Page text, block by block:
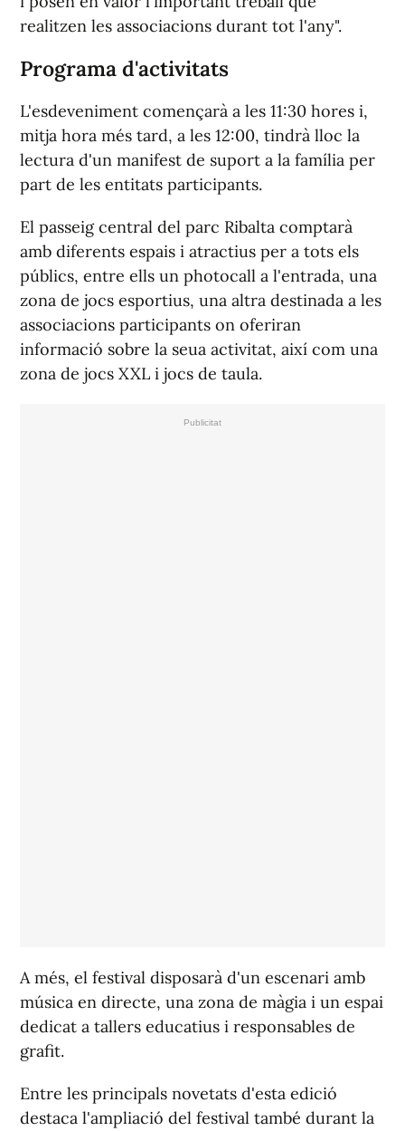
realitzen les associacions durant tot l'any".
Programa d'activitats
L'esdeveniment començarà a les 11:30 hores i,
mitja hora més tard, a les 12:00, tindrà lloc la
lectura d'un manifest de suport a la família per
part de les entitats participants.
El passeig central del parc Ribalta comptarà
amb diferents espais i atractius per a tots els
públics, entre ells un photocall a l'entrada, una
zona de jocs esportius, una altra destinada a les
associacions participants on oferiran
informació sobre la seua activitat, així com una
zona de jocs XXL i jocs de taula.
A més, el festival disposarà d'un escenari amb
música en directe, una zona de màgia i un espai
dedicat a tallers educatius i responsables de
grafit.
Entre les principals novetats d'esta edició
destaca l'ampliació del festival també durant la